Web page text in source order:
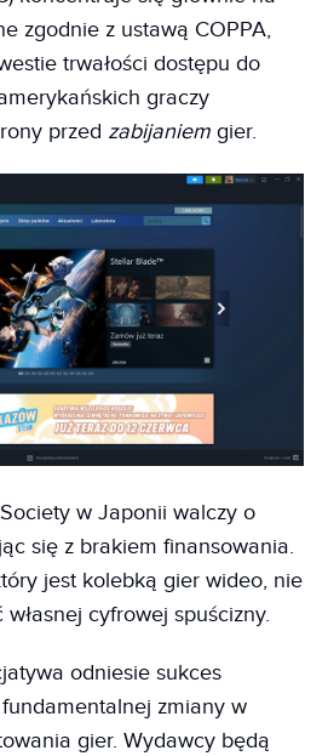
zgodnie z ustawą COPPA,
trwałości dostępu do
graczy
przed zabijaniem gier.
w Japonii walczy o
się z brakiem finansowania.
jest kolebką gier wideo, nie
cyfrowej spuścizny.
odniesie sukces
zmiany w
gier. Wydawcy będą